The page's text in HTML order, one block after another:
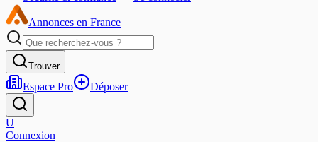
Annonces en France
Trouver
Espace Pro Déposer
U
Connexion